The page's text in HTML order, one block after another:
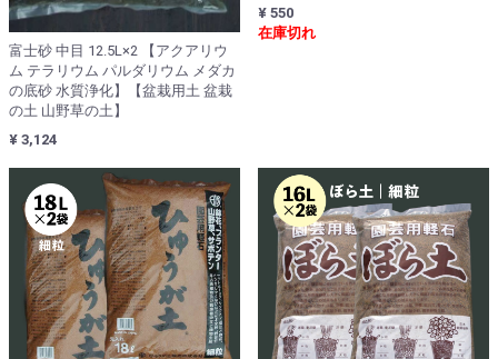
富士砂 中目 12.5L×2 【アクアリウ
ム テラリウム パルダリウム メダカ
の底砂 水質浄化】【盆栽用土 盆栽
の土 山野草の土】
¥ 3,124
¥ 550
在庫切れ